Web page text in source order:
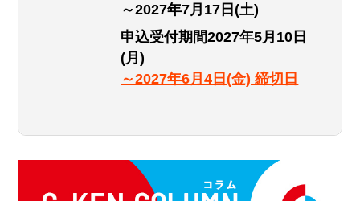
～2027年7月17日(土)
申込受付期間2027年5月10日
(月)
～2027年6月4日(金) 締切日